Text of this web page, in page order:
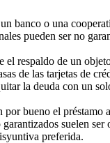
banco o una
pueden ser no
el respaldo de un
de las tarjetas de
la deuda con un
por bueno el préstamo
suelen
preferida.